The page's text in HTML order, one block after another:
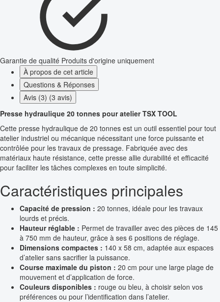
Garantie de qualité Produits d'origine uniquement
À propos de cet article
Questions & Réponses
Avis (3) (3 avis)
Presse hydraulique 20 tonnes pour atelier TSX TOOL
Cette presse hydraulique de 20 tonnes est un outil essentiel pour tout
atelier industriel ou mécanique nécessitant une force puissante et
contrôlée pour les travaux de pressage. Fabriquée avec des
matériaux haute résistance, cette presse allie durabilité et efficacité
pour faciliter les tâches complexes en toute simplicité.
Caractéristiques principales
Capacité de pression : 20 tonnes, idéale pour les travaux
lourds et précis.
Hauteur réglable : Permet de travailler avec des pièces de 145
à 750 mm de hauteur, grâce à ses 6 positions de réglage.
Dimensions compactes : 140 x 58 cm, adaptée aux espaces
d’atelier sans sacrifier la puissance.
Course maximale du piston : 20 cm pour une large plage de
mouvement et d’application de force.
Couleurs disponibles : rouge ou bleu, à choisir selon vos
préférences ou pour l’identification dans l’atelier.